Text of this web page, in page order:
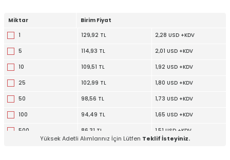
Miktar
Birim Fiyat
1
129,92 TL 2,28 USD +KDV
5 114,93 TL 2,01 USD +KDV
10 109,51 TL 1,92 USD +KDV
25 102,99 TL 1,80 USD +KDV
50 98,56 TL 1,73 USD +KDV
100 94,49 TL 1,65 USD +KDV
500 86,31 TL 1,51 USD +KDV
Yüksek Adetli Alımlarınız İçin Lütfen Teklif İsteyiniz.